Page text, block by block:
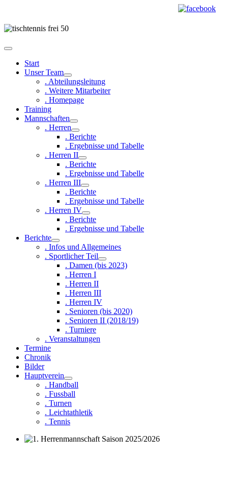
Start
Unser Team
. Abteilungsleitung
. Weitere Mitarbeiter
. Homepage
Training
Mannschaften
. Herren
. Berichte
. Ergebnisse und Tabelle
. Herren II
. Berichte
. Ergebnisse und Tabelle
. Herren III
. Berichte
. Ergebnisse und Tabelle
. Herren IV
. Berichte
. Ergebnisse und Tabelle
Berichte
. Infos und Allgemeines
. Sportlicher Teil
. Damen (bis 2023)
. Herren I
. Herren II
. Herren III
. Herren IV
. Senioren (bis 2020)
. Senioren II (2018/19)
. Turniere
. Veranstaltungen
Termine
Chronik
Bilder
Hauptverein
. Handball
. Fussball
. Turnen
. Leichtathletik
. Tennis